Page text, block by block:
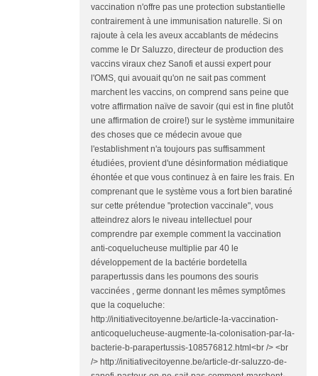
vaccination n'offre pas une protection substantielle
contrairement à une immunisation naturelle. Si on
rajoute à cela les aveux accablants de médecins
comme le Dr Saluzzo, directeur de production des
vaccins viraux chez Sanofi et aussi expert pour
l'OMS, qui avouait qu'on ne sait pas comment
marchent les vaccins, on comprend sans peine que
votre affirmation naïve de savoir (qui est in fine plutôt
une affirmation de croire!) sur le système immunitaire
des choses que ce médecin avoue que
l'establishment n'a toujours pas suffisamment
étudiées, provient d'une désinformation médiatique
éhontée et que vous continuez à en faire les frais. En
comprenant que le système vous a fort bien baratiné
sur cette prétendue "protection vaccinale", vous
atteindrez alors le niveau intellectuel pour
comprendre par exemple comment la vaccination
anti-coquelucheuse multiplie par 40 le
développement de la bactérie bordetella
parapertussis dans les poumons des souris
vaccinées , germe donnant les mêmes symptômes
que la coqueluche:
http://initiativecitoyenne.be/article-la-vaccination-
anticoquelucheuse-augmente-la-colonisation-par-la-
bacterie-b-parapertussis-108576812.html<br /> <br
/> http://initiativecitoyenne.be/article-dr-saluzzo-de-